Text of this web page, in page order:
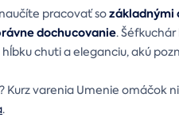
pracovať sozákladnými
dochucovanie.
hĺbku chuti a eleganciu, akú
Kurz varenia Umenie omáčok
.